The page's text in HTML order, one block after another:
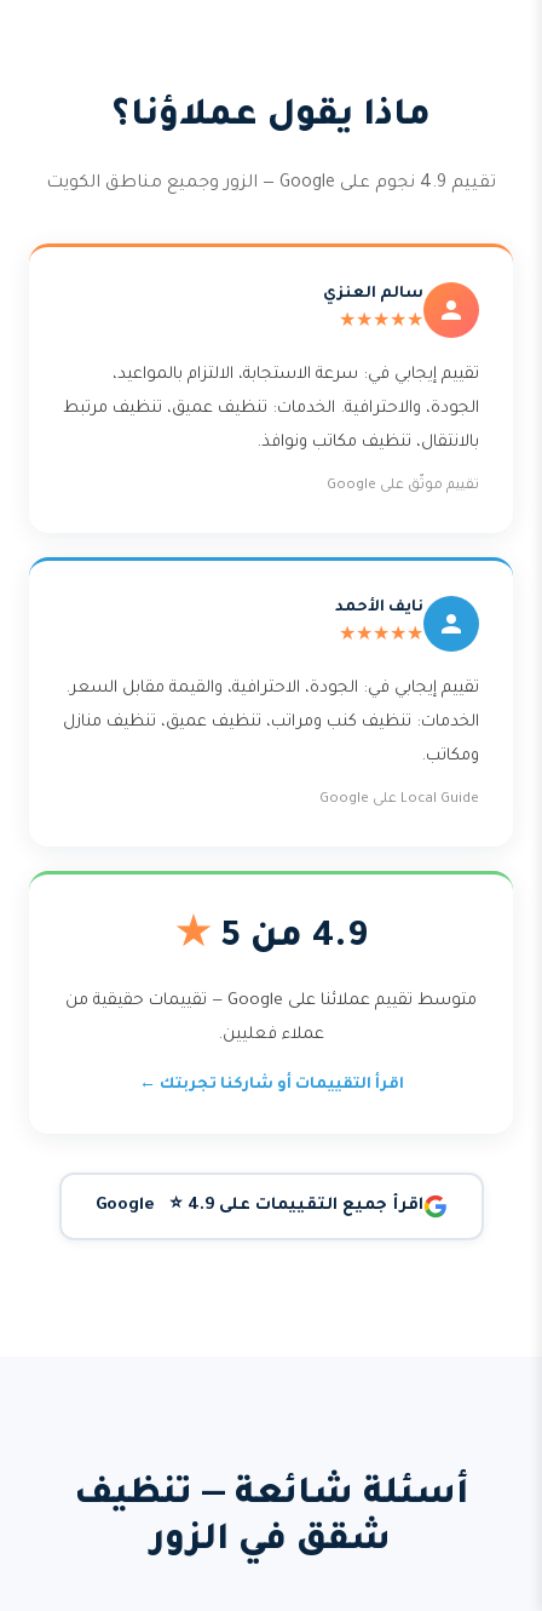
ماذا يقول عملاؤنا؟
تقييم 4.9 نجوم على Google — الزور وجميع مناطق الكويت
سالم العنزي
★★★★★
تقييم إيجابي في: سرعة الاستجابة، الالتزام بالمواعيد،
الجودة، والاحترافية. الخدمات: تنظيف عميق، تنظيف مرتبط
بالانتقال، تنظيف مكاتب ونوافذ.
تقييم موثّق على Google
نايف الأحمد
★★★★★
تقييم إيجابي في: الجودة، الاحترافية، والقيمة مقابل السعر.
الخدمات: تنظيف كنب ومراتب، تنظيف عميق، تنظيف منازل
ومكاتب.
Local Guide على Google
4.9 من 5 ★
متوسط تقييم عملائنا على Google — تقييمات حقيقية من
عملاء فعليين.
اقرأ التقييمات أو شاركنا تجربتك ←
اقرأ جميع التقييمات على Google ⭐ 4.9
أسئلة شائعة — تنظيف
شقق في الزور